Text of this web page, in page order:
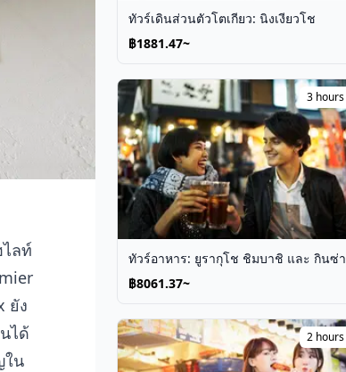
ลท์
ยัง
ได้
ใน
ทัวร์เดินส่วนตัวโตเกียว: นิงเงียวโช
฿1881.47~
3 hours
ทัวร์อาหาร: ยูรากุโช ชิมบาชิ และ กินซ่า
฿8061.37~
2 hours